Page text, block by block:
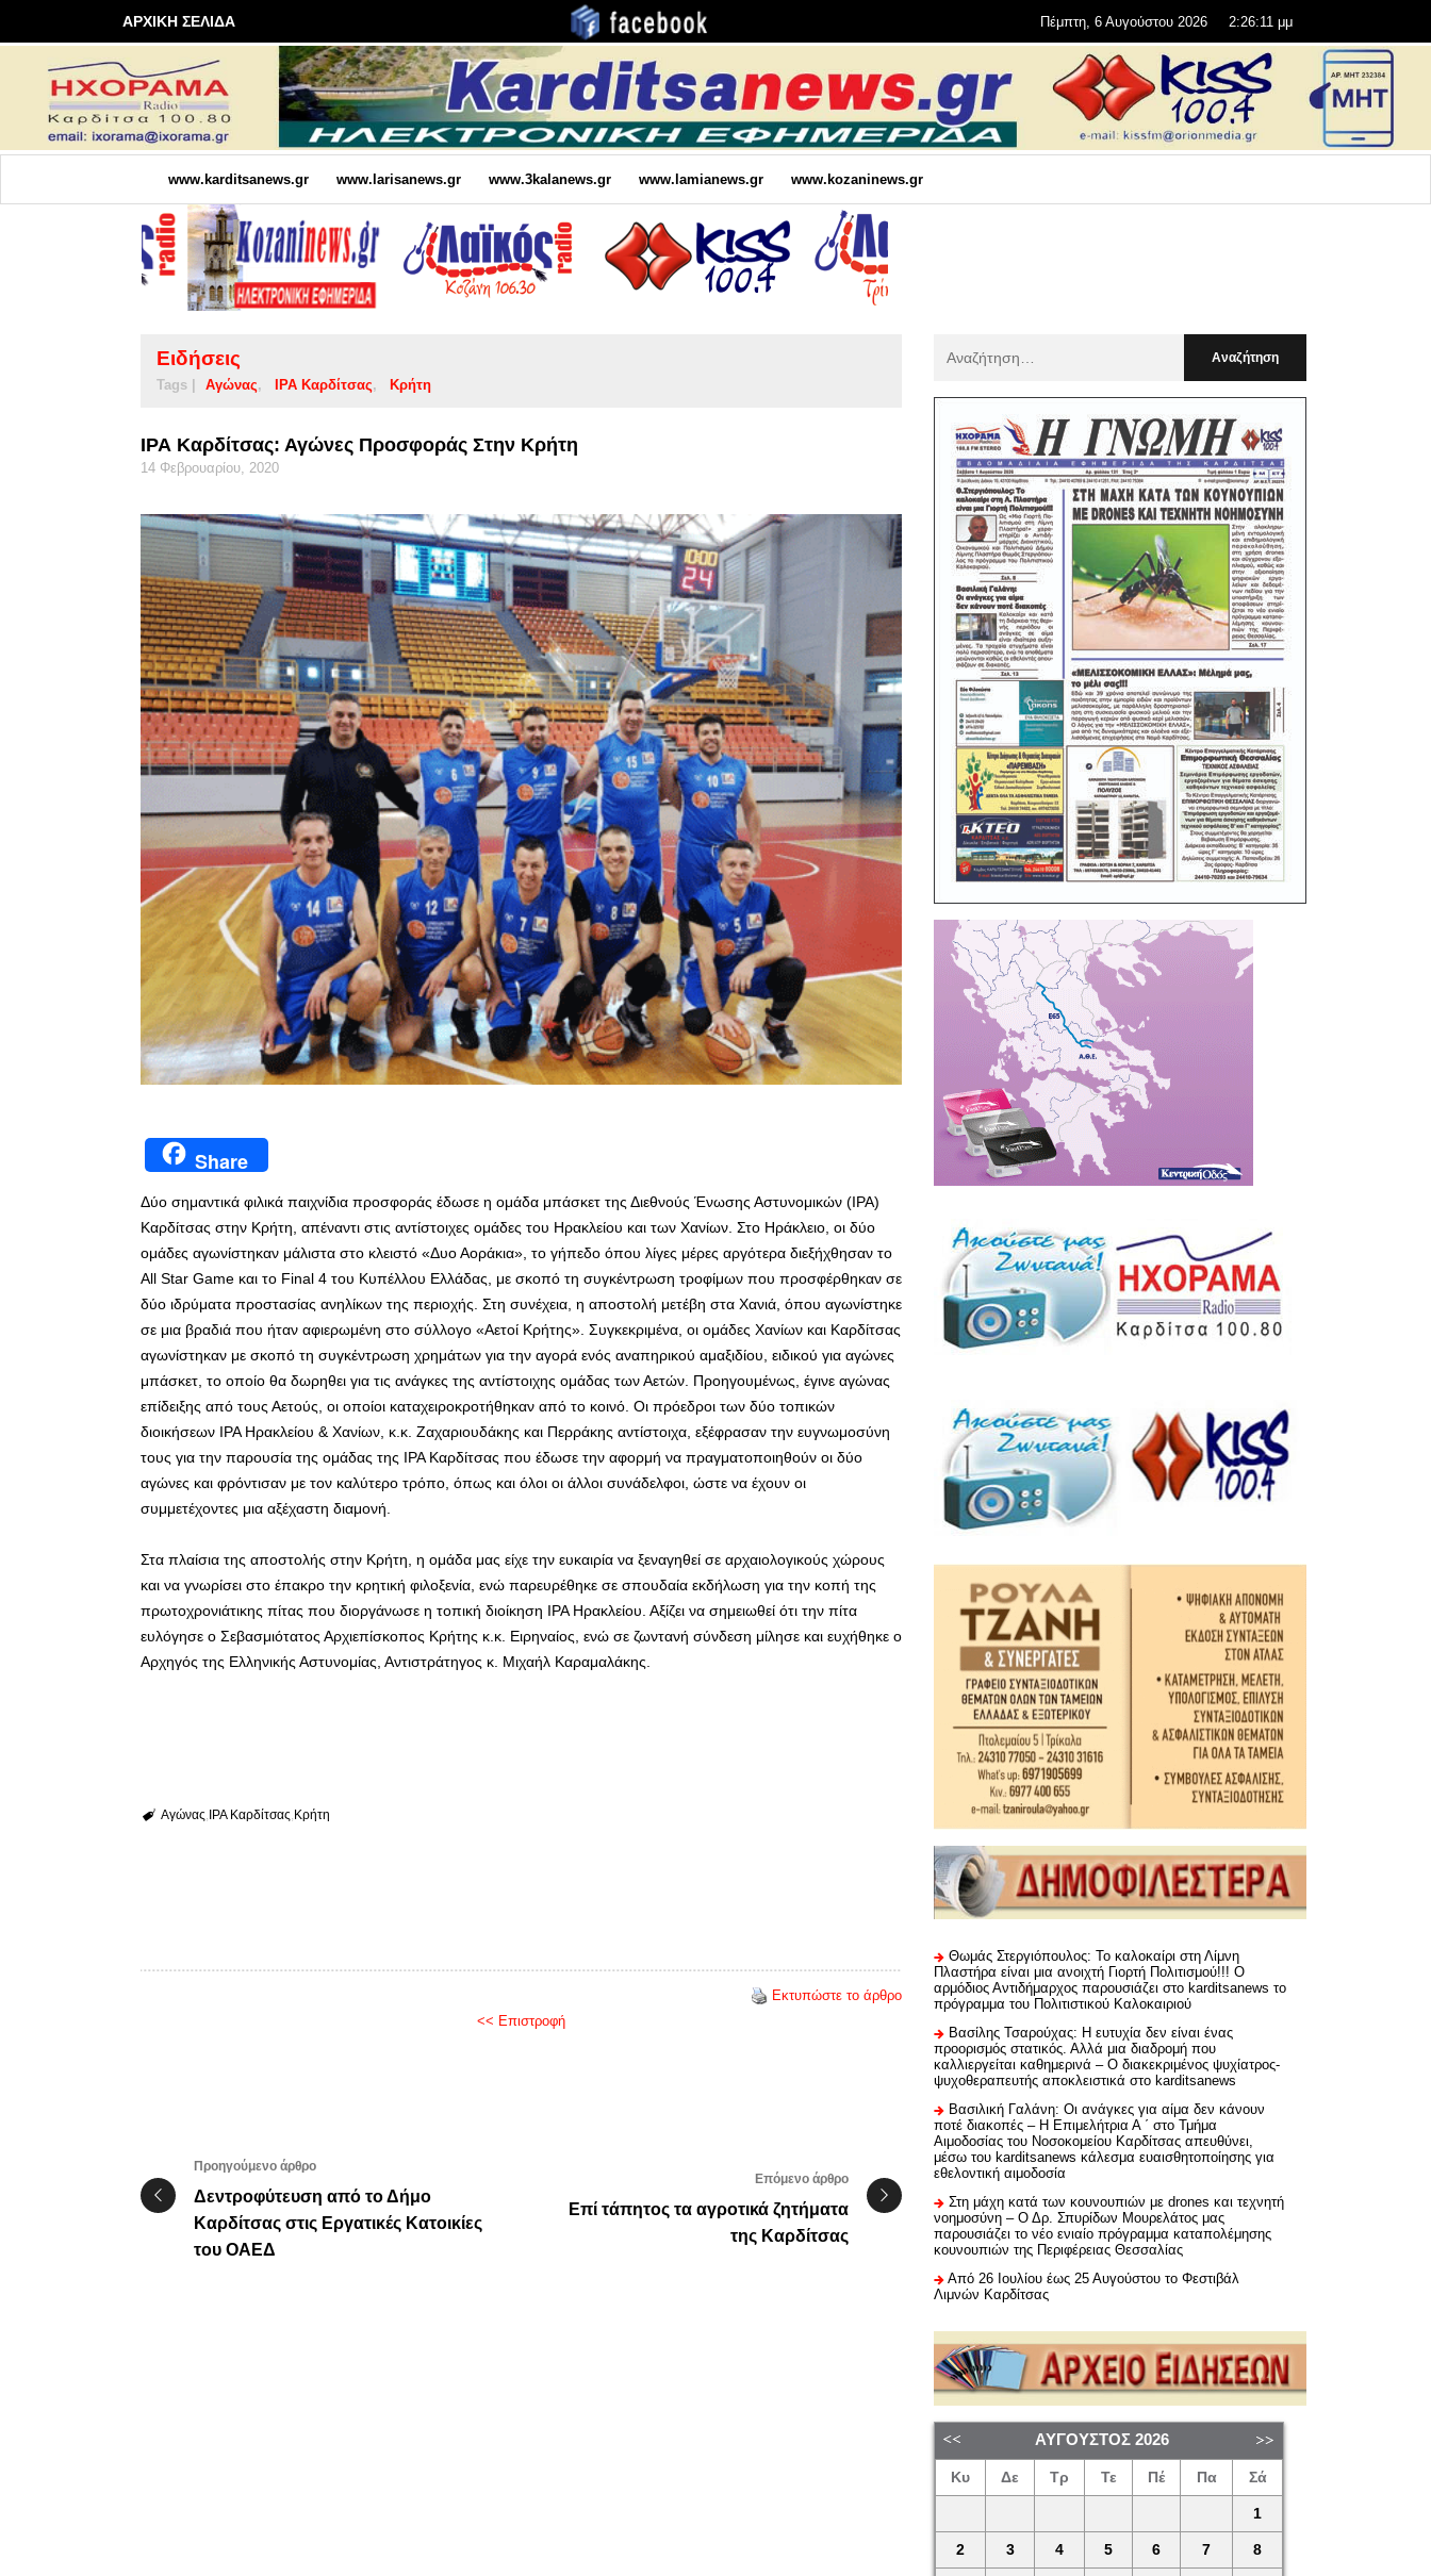
ΑΡΧΙΚΗ ΣΕΛΙΔΑ Πέμπτη, 6 Αυγούστου 2026 2:26:13 μμ
www.karditsanews.gr www.larisanews.gr www.3kalanews.gr www.lamianews.gr www.kozaninews.gr
Ειδήσεις
Tags | Αγώνας ΙΡΑ Καρδίτσας Κρήτη
ΙΡΑ Καρδίτσας: Αγώνες Προσφοράς Στην Κρήτη
14 Φεβρουαρίου, 2020
Share
Δύο σημαντικά φιλικά παιχνίδια προσφοράς έδωσε η ομάδα μπάσκετ της Διεθνούς Ένωσης Αστυνομικών (ΙΡΑ)
Καρδίτσας στην Κρήτη, απέναντι στις αντίστοιχες ομάδες του Ηρακλείου και των Χανίων. Στο Ηράκλειο, οι δύο
ομάδες αγωνίστηκαν μάλιστα στο κλειστό «Δυο Αοράκια», το γήπεδο όπου λίγες μέρες αργότερα διεξήχθησαν το
All Star Game και το Final 4 του Κυπέλλου Ελλάδας, με σκοπό τη συγκέντρωση τροφίμων που προσφέρθηκαν σε
δύο ιδρύματα προστασίας ανηλίκων της περιοχής. Στη συνέχεια, η αποστολή μετέβη στα Χανιά, όπου αγωνίστηκε
σε μια βραδιά που ήταν αφιερωμένη στο σύλλογο «Αετοί Κρήτης». Συγκεκριμένα, οι ομάδες Χανίων και Καρδίτσας
αγωνίστηκαν με σκοπό τη συγκέντρωση χρημάτων για την αγορά ενός αναπηρικού αμαξιδίου, ειδικού για αγώνες
μπάσκετ, το οποίο θα δωρηθει για τις ανάγκες της αντίστοιχης ομάδας των Αετών. Προηγουμένως, έγινε αγώνας
επίδειξης από τους Αετούς, οι οποίοι καταχειροκροτήθηκαν από το κοινό. Οι πρόεδροι των δύο τοπικών
διοικήσεων ΙΡΑ Ηρακλείου & Χανίων, κ.κ. Ζαχαριουδάκης και Περράκης αντίστοιχα, εξέφρασαν την ευγνωμοσύνη
τους για την παρουσία της ομάδας της ΙΡΑ Καρδίτσας που έδωσε την αφορμή να πραγματοποιηθούν οι δύο
αγώνες και φρόντισαν με τον καλύτερο τρόπο, όπως και όλοι οι άλλοι συνάδελφοι, ώστε να έχουν οι
συμμετέχοντες μια αξέχαστη διαμονή.
Στα πλαίσια της αποστολής στην Κρήτη, η ομάδα μας είχε την ευκαιρία να ξεναγηθεί σε αρχαιολογικούς χώρους
και να γνωρίσει στο έπακρο την κρητική φιλοξενία, ενώ παρευρέθηκε σε σπουδαία εκδήλωση για την κοπή της
πρωτοχρονιάτικης πίτας που διοργάνωσε η τοπική διοίκηση ΙΡΑ Ηρακλείου. Αξίζει να σημειωθεί ότι την πίτα
ευλόγησε ο Σεβασμιότατος Αρχιεπίσκοπος Κρήτης κ.κ. Ειρηναίος, ενώ σε ζωντανή σύνδεση μίλησε και ευχήθηκε ο
Αρχηγός της Ελληνικής Αστυνομίας, Αντιστράτηγος κ. Μιχαήλ Καραμαλάκης.
Αγώνας ΙΡΑ Καρδίτσας Κρήτη
Εκτυπώστε το άρθρο
<< Επιστροφή
Προηγούμενο άρθρο
Δεντροφύτευση από το Δήμο
Καρδίτσας στις Εργατικές Κατοικίες
του ΟΑΕΔ
Επόμενο άρθρο
Επί τάπητος τα αγροτικά ζητήματα
της Καρδίτσας
:
Θωμάς Στεργιόπουλος: Το καλοκαίρι στη Λίμνη
Πλαστήρα είναι μια ανοιχτή Γιορτή Πολιτισμού!!! Ο
αρμόδιος Αντιδήμαρχος παρουσιάζει στο karditsanews το
πρόγραμμα του Πολιτιστικού Καλοκαιριού
Βασίλης Τσαρούχας: Η ευτυχία δεν είναι ένας
προορισμός στατικός. Αλλά μια διαδρομή που
καλλιεργείται καθημερινά – Ο διακεκριμένος ψυχίατρος-
ψυχοθεραπευτής αποκλειστικά στο karditsanews
Βασιλική Γαλάνη: Οι ανάγκες για αίμα δεν κάνουν
ποτέ διακοπές – Η Επιμελήτρια Α ΄ στο Τμήμα
Αιμοδοσίας του Νοσοκομείου Καρδίτσας απευθύνει,
μέσω του karditsanews κάλεσμα ευαισθητοποίησης για
εθελοντική αιμοδοσία
Στη μάχη κατά των κουνουπιών με drones και τεχνητή
νοημοσύνη – Ο Δρ. Σπυρίδων Μουρελάτος μας
παρουσιάζει το νέο ενιαίο πρόγραμμα καταπολέμησης
κουνουπιών της Περιφέρειας Θεσσαλίας
Από 26 Ιουλίου έως 25 Αυγούστου το Φεστιβάλ
Λιμνών Καρδίτσας
ΑΎΓΟΥΣΤΟΣ 2026
Κυ Δε Τρ Τε Πέ Πα Σά
1
2 3 4 5 6 7 8